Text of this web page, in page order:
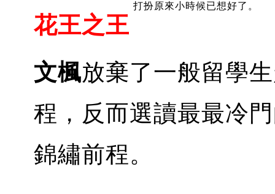
打扮原來小時候已想好了。
花王之王
文楓放棄了一般留學
程，反而選讀最最冷
錦繡前程。